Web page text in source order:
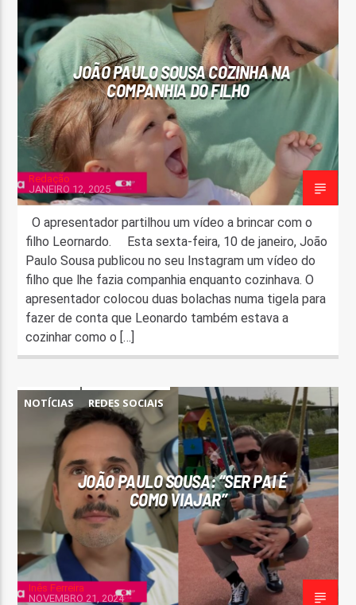
FAIXA ATUAL
TÍTULO
ARTISTA
ON FM
JOÃO PAULO SOUSA COZINHA NA
COMPANHIA DO FILHO
Redação
JANEIRO 12, 2025
O apresentador partilhou um vídeo a brincar com o
filho Leornardo. Esta sexta-feira, 10 de janeiro, João
Paulo Sousa publicou no seu Instagram um vídeo do
filho que lhe fazia companhia enquanto cozinhava. O
apresentador colocou duas bolachas numa tigela para
fazer de conta que Leonardo também estava a
cozinhar como o […]
NOTÍCIAS REDES SOCIAIS
JOÃO PAULO SOUSA: “SER PAI É
COMO VIAJAR”
Inês Ferreira
NOVEMBRO 21, 2024